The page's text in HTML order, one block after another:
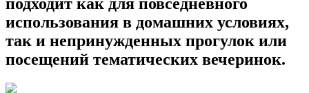
подходит как для повседневного
использования в домашних условиях,
так и непринужденных прогулок или
посещений тематических вечеринок.